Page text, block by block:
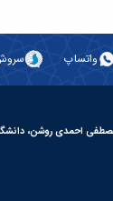
واتساپ
احمدی روشن،